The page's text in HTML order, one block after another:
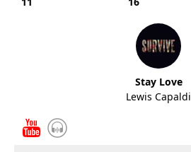
Stay Love
Lewis Capaldi